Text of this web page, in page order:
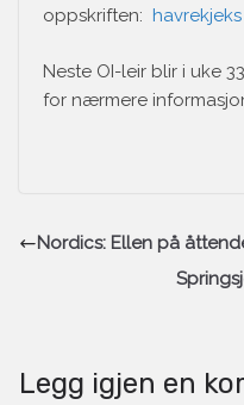
oppskriften: havrekjeks
Neste OI-leir blir i uke
for nærmere
Nordics: Ellen på
Legg igjen en